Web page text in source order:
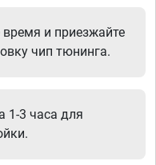
и приезжайте
чип тюнинга.
1-3 часа для